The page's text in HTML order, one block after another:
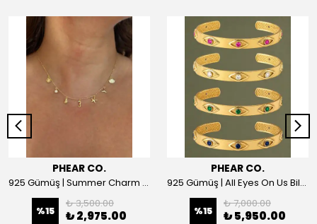
PHEAR CO.
925 Gümüş | Summer Charm Kolye
%15
₺ 3,500.00
₺ 2,975.00
PHEAR CO.
925 Gümüş | All Eyes On Us Bilezik
%15
₺ 7,000.00
₺ 5,950.00